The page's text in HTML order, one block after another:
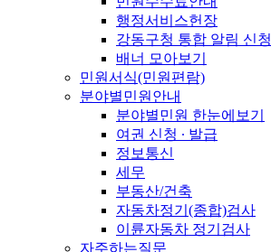
행정서비스헌장
강동구청 통합 알림 신청
배너 모아보기
민원서식(민원편람)
분야별민원안내
분야별민원 한눈에보기
여권 신청 ∙ 발급
정보통신
세무
부동산/건축
자동차정기(종합)검사
이륜자동차 정기검사
자주하는질문